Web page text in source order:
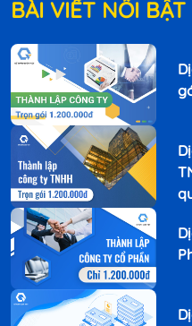
BÀI VIẾT NỔI BẬT